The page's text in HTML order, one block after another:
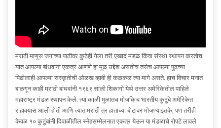
मराठी माणूस जगाच्या पाठीवर कुठेही गेला तरी एखादं मंडळ किंवा संस्था स्थापन करतोच.
यात आपल्या बांधवाना एकत्र आणणे हा मूळ उद्देश असतोच तसेच आपल्या पुढच्या
पिढीलाही आपल्या संस्कृतीची ओळख व्हावी ही कळकळ त्या मागे असते. हाच विचार मनात
बाळगून काही मराठी बांधवांनी १९६९ साली शिकागो येथे उत्तर अमेरिकेतील पाहिले
महाराष्ट्र मंडळ स्थापन केले. त्या काळी मुळातच मोजकिच भारतीय कुटुंबे अमेरिकेत
राहावयास आली होती आणि त्यात मराठी तर हाताच्या बोटावर मोजण्याइतके, पण तरीही
केवळ १० कुटुंबांनी दिवाळीतील स्नेहसम्मेलनात एकत्र येऊन या मंडळाचे रोपटे लावले